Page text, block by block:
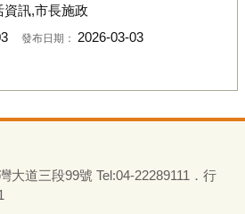
資訊,市長施政
發布日期： 2026-03-03
大道三段99號 Tel:04-22289111．行